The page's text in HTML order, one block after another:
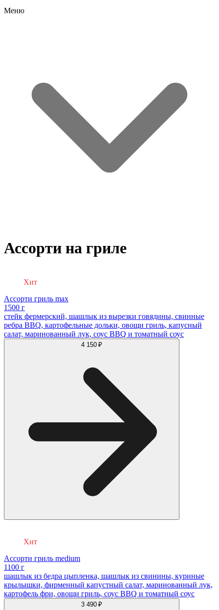
Меню
Ассорти на гриле
Хит
Ассорти гриль max
1500 г
стейк фермерский, шашлык из вырезки говядины, свинные
ребра BBQ, картофельные дольки, овощи гриль, капусный
салат, маринованный лук, соус BBQ и томатный соус
4 150 ₽
Хит
Ассорти гриль medium
1100 г
шашлык из бедра цыпленка, шашлык из свинины, куриные
крылышки, фирменный капустный салат, маринованный лук,
картофель фри, овощи гриль, соус BBQ и томатный соус
3 490 ₽